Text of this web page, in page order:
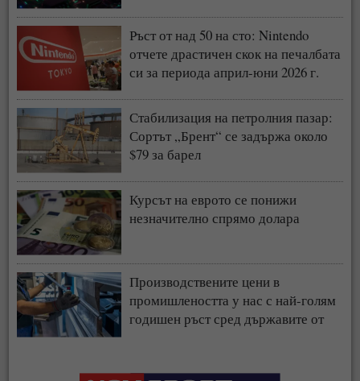
Ръст от над 50 на сто: Nintendo
отчете драстичен скок на печалбата
си за периода април-юни 2026 г.
Стабилизация на петролния пазар:
Сортът „Брент“ се задържа около
$79 за барел
Курсът на еврото се понижи
незначително спрямо долара
Производствените цени в
промишлеността у нас с най-голям
годишен ръст сред държавите от